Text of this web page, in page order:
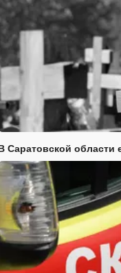
Саратовской